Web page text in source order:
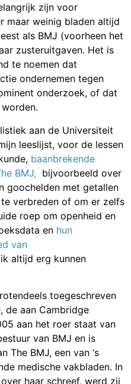
zijn voor
maar weinig bladen altijd
als BMJ (voorheen het
zusteruitgaven. Het is
te noemen dat
ondernemen tegen
onderzoek, of dat
aan de Universiteit
leeslijst, voor de lessen
baanbrekende
BMJ, bijvoorbeeld over
goochelden met getallen
verbreden of om er zelfs
roep om openheid en
en hun
van
altijd erg kunnen
toegeschreven
de aan Cambridge
aan het roer staat van
van BMJ en is
The BMJ, een van ‘s
medische vakbladen. In
haar schreef, werd zij